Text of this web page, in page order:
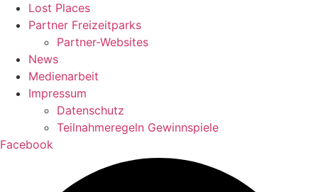
Lost Places
Partner Freizeitparks
Partner-Websites
News
Medienarbeit
Impressum
Datenschutz
Teilnahmeregeln Gewinnspiele
Facebook